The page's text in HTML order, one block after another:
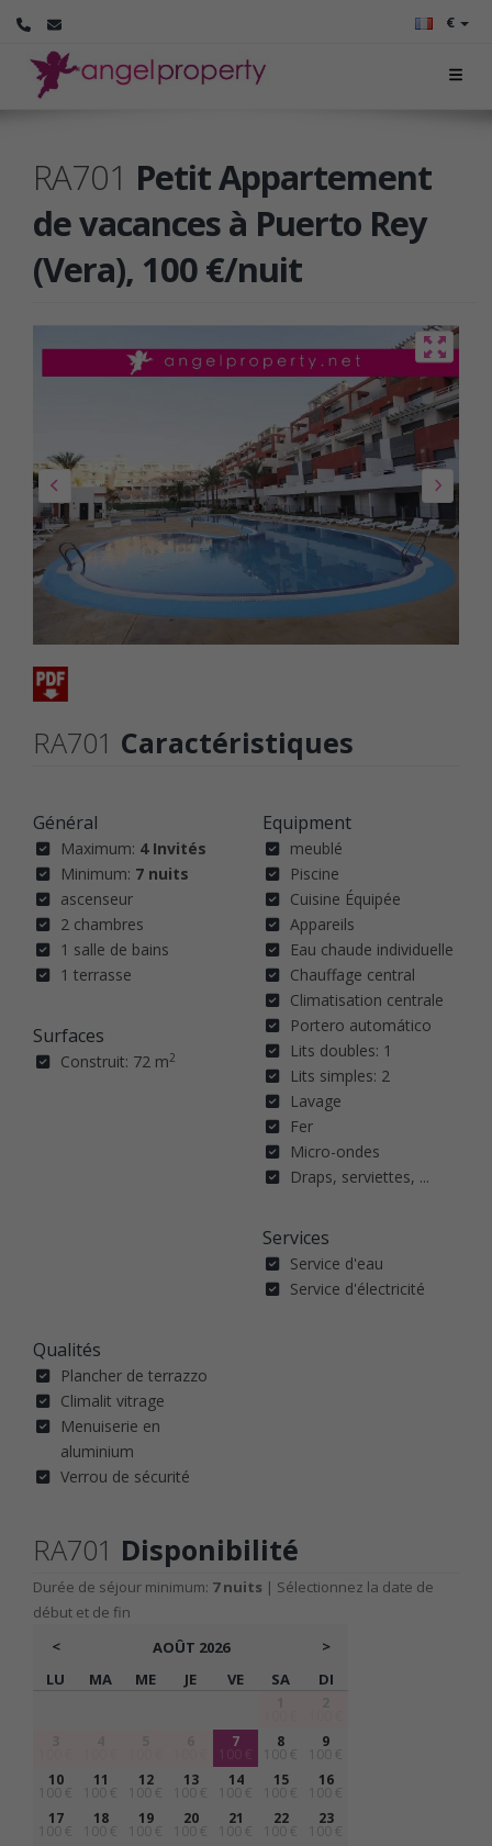
€
RA701 Petit Appartement
de vacances à Puerto Rey
(Vera), 100 €/nuit
RA701 Caractéristiques
Général
Maximum: 4 Invités
Minimum: 7 nuits
ascenseur
2 chambres
1 salle de bains
1 terrasse
Surfaces
Construit: 72 m2
Equipment
meublé
Piscine
Cuisine Équipée
Appareils
Eau chaude individuelle
Chauffage central
Climatisation centrale
Portero automático
Lits doubles: 1
Lits simples: 2
Lavage
Fer
Micro-ondes
Draps, serviettes, ...
Services
Service d'eau
Service d'électricité
Qualités
Plancher de terrazzo
Climalit vitrage
Menuiserie en
aluminium
Verrou de sécurité
RA701 Disponibilité
Durée de séjour minimum: 7 nuits | Sélectionnez la date de
début et de fin
<
AOÛT 2026
>
LU
MA ME JE VE SA DI
7 8
100 €
9
100 €
10
100 €
11
100 €
12
100 €
13
100 €
14
100 €
15
100 €
16
100 €
17
100 €
18
100 €
19
100 €
20
100 €
21
100 €
22
100 €
23
100 €